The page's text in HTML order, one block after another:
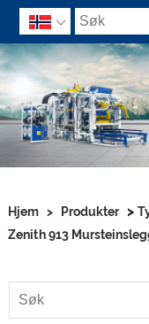

Hjem > Produkter >
Zenith 913